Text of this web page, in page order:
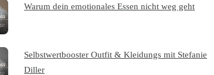
Warum dein emotionales Essen nicht weg geht
Selbstwertbooster Outfit & Kleidungs mit Stefanie
Diller